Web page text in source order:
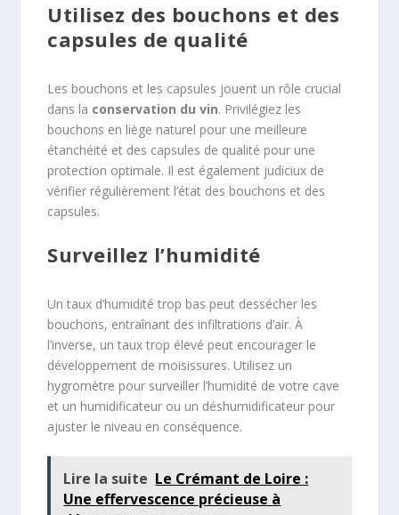
Utilisez des bouchons et des
capsules de qualité
Les bouchons et les capsules jouent un rôle crucial
dans la conservation du vin. Privilégiez les
bouchons en liège naturel pour une meilleure
étanchéité et des capsules de qualité pour une
protection optimale. Il est également judiciux de
vérifier régulièrement l’état des bouchons et des
capsules.
Surveillez l’humidité
Un taux d’humidité trop bas peut dessécher les
bouchons, entraînant des infiltrations d’air. À
l’inverse, un taux trop élevé peut encourager le
développement de moisissures. Utilisez un
hygromètre pour surveiller l’humidité de votre cave
et un humidificateur ou un déshumidificateur pour
ajuster le niveau en conséquence.
Lire la suite Le Crémant de Loire :
Une effervescence précieuse à